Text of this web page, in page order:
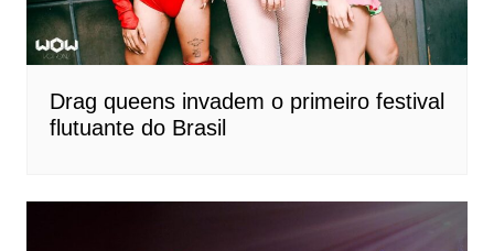
Drag queens invadem o primeiro festival
flutuante do Brasil